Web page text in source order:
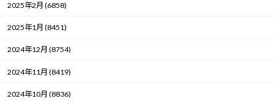
2025年2月 (6858)
2025年1月 (8451)
2024年12月 (8754)
2024年11月 (8419)
2024年10月 (8836)